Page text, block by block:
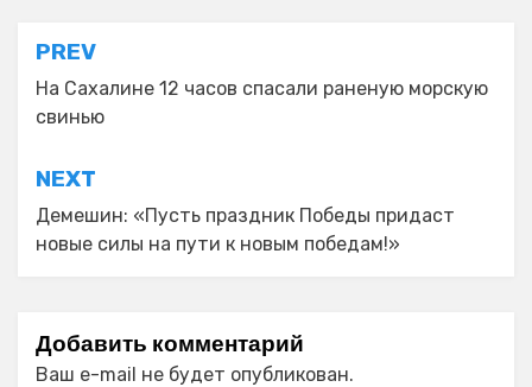
Навигация
по
записям
PREV
На Сахалине 12 часов спасали раненую морскую
свинью
NEXT
Демешин: «Пусть праздник Победы придаст
новые силы на пути к новым победам!»
Добавить комментарий
Ваш e-mail не будет опубликован.